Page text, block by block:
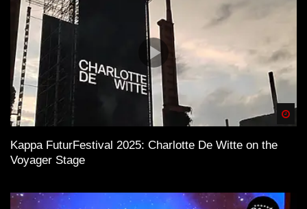
Kappa FuturFestival 2025: Charlotte De Witte on the
Voyager Stage